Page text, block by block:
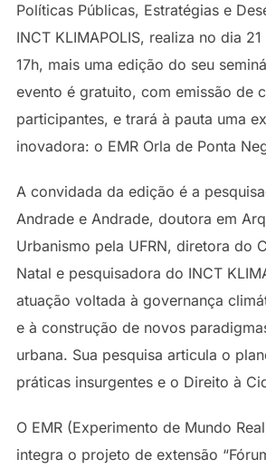
Políticas Públicas, Estratégias e
INCT KLIMAPOLIS, realiza no dia
17h, mais uma edição do seu
evento é gratuito, com emissão de
participantes, e trará à pauta uma
inovadora: o EMR Orla de Ponta
A convidada da edição é a
Andrade e Andrade, doutora em
Urbanismo pela UFRN, diretora do
Natal e pesquisadora do INCT
atuação voltada à governança
e à construção de novos
urbana. Sua pesquisa articula o
práticas insurgentes e o Direito à
O EMR (Experimento de Mundo
integra o projeto de extensão